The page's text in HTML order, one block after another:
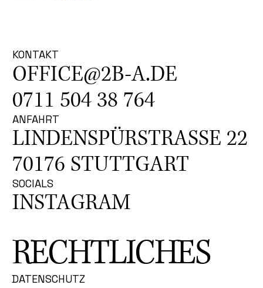
KONTAKT
OFFICE@2B-A.DE
0711 504 38 764
ANFAHRT
LINDENSPÜRSTRASSE 22
70176 STUTTGART
SOCIALS
INSTAGRAM
RECHTLICHES
DATENSCHUTZ